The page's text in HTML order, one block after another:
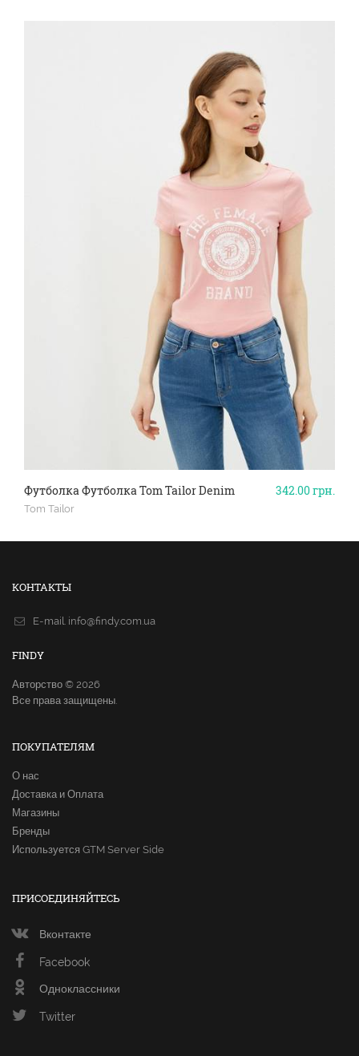
342.00грн.
Футболка Футболка Tom Tailor Denim
Tom Tailor
КОНТАКТЫ
E-mail. info@findy.com.ua
FINDY
Авторство © 2026
Все права защищены.
ПОКУПАТЕЛЯМ
О нас
Доставка и Оплата
Магазины
Бренды
Используется GTM Server Side
ПРИСОЕДИНЯЙТЕСЬ
Вконтакте
Facebook
Одноклассники
Twitter